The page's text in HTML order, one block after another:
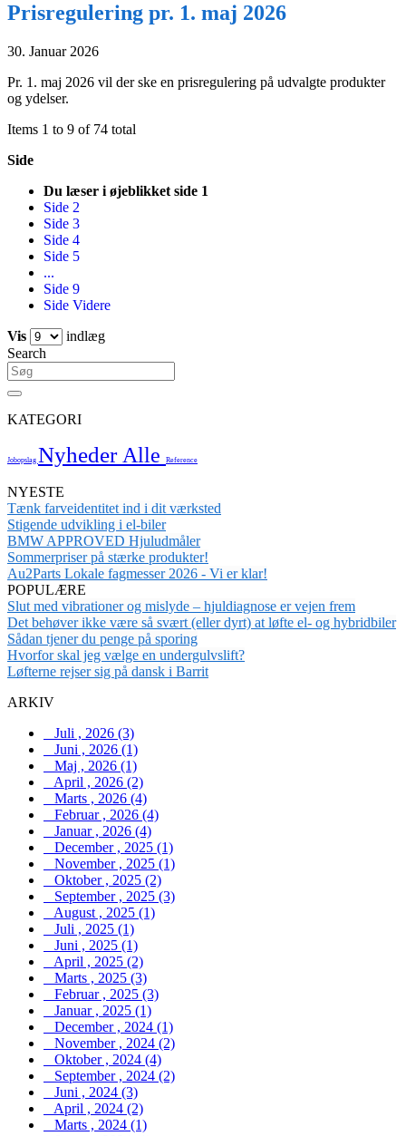
Prisregulering pr. 1. maj 2026
30. Januar 2026
Pr. 1. maj 2026 vil der ske en prisregulering på udvalgte produkter
og ydelser.
Items 1 to 9 of 74 total
Side
Du læser i øjeblikket side 1
Side 2
Side 3
Side 4
Side 5
...
Side 9
Side Videre
Vis
indlæg
Search
KATEGORI
Jobopslag Nyheder Alle Reference
NYESTE
Tænk farveidentitet ind i dit værksted
Stigende udvikling i el-biler
BMW APPROVED Hjuludmåler
Sommerpriser på stærke produkter!
Au2Parts Lokale fagmesser 2026 - Vi er klar!
POPULÆRE
Slut med vibrationer og mislyde – hjuldiagnose er vejen frem
Det behøver ikke være så svært (eller dyrt) at løfte el- og hybridbiler
Sådan tjener du penge på sporing
Hvorfor skal jeg vælge en undergulvslift?
Løfterne rejser sig på dansk i Barrit
ARKIV
Juli , 2026 (3)
Juni , 2026 (1)
Maj , 2026 (1)
April , 2026 (2)
Marts , 2026 (4)
Februar , 2026 (4)
Januar , 2026 (4)
December , 2025 (1)
November , 2025 (1)
Oktober , 2025 (2)
September , 2025 (3)
August , 2025 (1)
Juli , 2025 (1)
Juni , 2025 (1)
April , 2025 (2)
Marts , 2025 (3)
Februar , 2025 (3)
Januar , 2025 (1)
December , 2024 (1)
November , 2024 (2)
Oktober , 2024 (4)
September , 2024 (2)
Juni , 2024 (3)
April , 2024 (2)
Marts , 2024 (1)